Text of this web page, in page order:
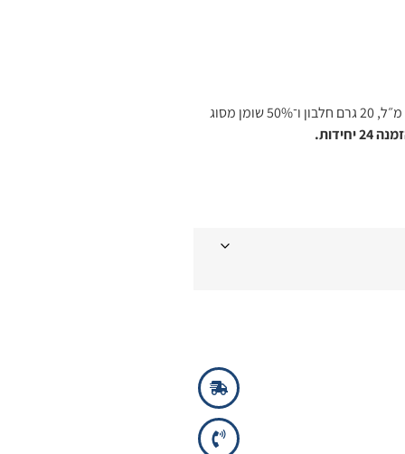
נוטרן 2.0 Nutren – מזון נוזלי מלא ומרוכז במיוחד עם 500 קלוריות ל־250 מ״ל, 20 גרם חלבון ו־50% שומן מסוג
יחידות.